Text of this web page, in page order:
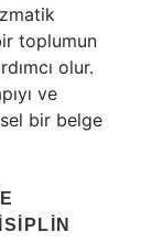
toplumun
olur.
ve
bir belge